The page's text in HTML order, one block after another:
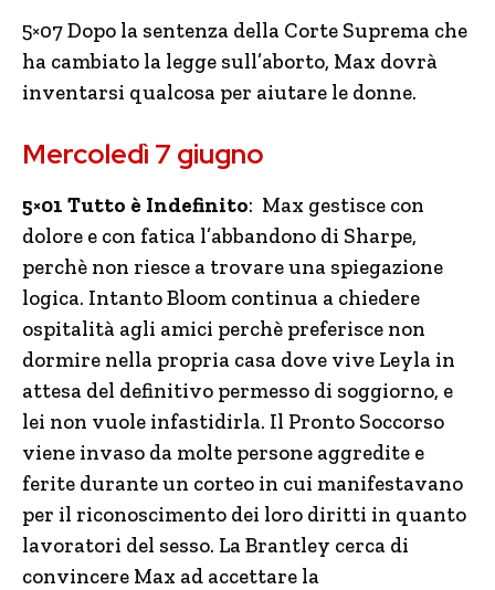
5×07 Dopo la sentenza della Corte Suprema che
ha cambiato la legge sull’aborto, Max dovrà
inventarsi qualcosa per aiutare le donne.
Mercoledì 7 giugno
5×01 Tutto è Indefinito: Max gestisce con
dolore e con fatica l’abbandono di Sharpe,
perchè non riesce a trovare una spiegazione
logica. Intanto Bloom continua a chiedere
ospitalità agli amici perchè preferisce non
dormire nella propria casa dove vive Leyla in
attesa del definitivo permesso di soggiorno, e
lei non vuole infastidirla. Il Pronto Soccorso
viene invaso da molte persone aggredite e
ferite durante un corteo in cui manifestavano
per il riconoscimento dei loro diritti in quanto
lavoratori del sesso. La Brantley cerca di
convincere Max ad accettare la